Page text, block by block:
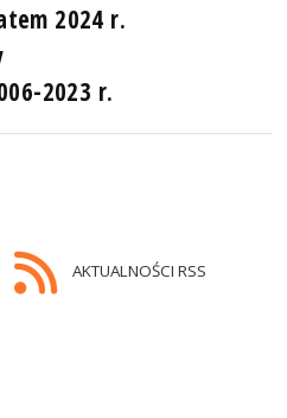
2024 r.
2023 r.
AKTUALNOŚCI RSS